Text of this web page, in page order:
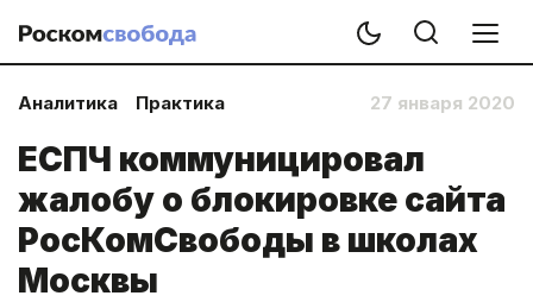
Аналитика Практика 27 января 2020
ЕСПЧ коммуницировал
жалобу о блокировке сайта
РосКомСвободы в школах
Москвы